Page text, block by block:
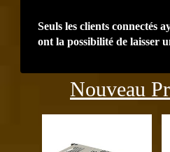
Seuls les clients connectés
ont la possibilité de laisser
Nouveau
Précédent